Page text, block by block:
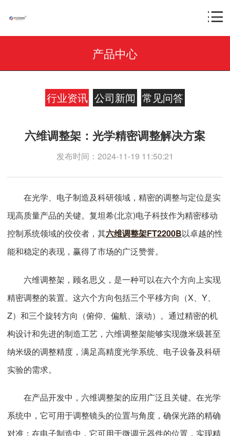
产品中心
行业资讯 公司新闻 常见问答
六维调整架：光学精密调整解决方案
发布时间：2024-11-19 11:50:21
在光学、电子制造及科研领域，精密的调整与定位是实
现高质量产品的关键。复坦希(北京)电子科技作为精密移动
控制系统领域的佼佼者，其六维调整架FT2200B以卓越的性
能和稳定的表现，赢得了市场的广泛赞誉。
六维调整架，顾名思义，是一种可以在六个方向上实现
精密调整的装置。这六个方向包括三个平移方向（X、Y、
Z）和三个旋转方向（俯仰、偏航、滚动）。通过精密的机
构设计和先进的制造工艺，六维调整架能够实现微米级甚至
纳米级的调整精度，满足高精度光学系统、电子设备及科研
实验的需求。
在产品开发中，六维调整架的应用广泛且关键。在光学
系统中，它可用于调整镜头的位置与角度，确保光路的精确
对准；在电子制造中，它可用于微调元器件的位置，实现精